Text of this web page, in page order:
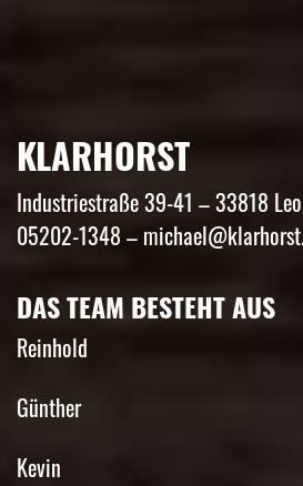
KLARHORST
Industriestraße 39-41 – 33818
05202-1348 – m
DAS TEAM BESTEHT AUS
Reinhold
Günther
Kevin